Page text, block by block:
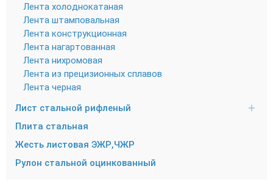
Лента холоднокатаная
Лента штамповальная
Лента конструкционная
Лента нагартованная
Лента нихромовая
Лента из прецизионных сплавов
Лента черная
Лист стальной рифленый
Плита стальная
Жесть листовая ЭЖР,ЧЖР
Рулон стальной оцинкованный